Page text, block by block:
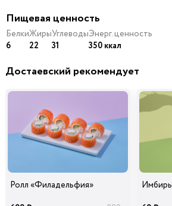
Пищевая ценность
Белки
6
Жиры
22
Углеводы
31
Энерг. ценность
350 ккал
Достаевский рекомендует
Ролл «Филадельфия» Имбирь